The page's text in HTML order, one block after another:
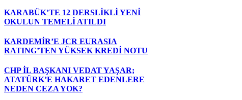
KARABÜK’TE 12 DERSLİKLİ YENİ
OKULUN TEMELİ ATILDI
KARDEMİR’E JCR EURASIA
RATING’TEN YÜKSEK KREDİ NOTU
CHP İL BAŞKANI VEDAT YAŞAR;
ATATÜRK’E HAKARET EDENLERE
NEDEN CEZA YOK?